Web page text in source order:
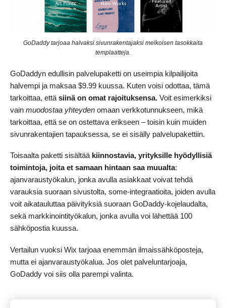
GoDaddy tarjoaa halvaksi sivunrakentajaksi melkoisen tasokkaita
templaatteja.
GoDaddyn edullisin palvelupaketti on useimpia kilpailijoita
halvempi ja maksaa $9.99 kuussa. Kuten voisi odottaa, tämä
tarkoittaa, että siinä on omat rajoituksensa. Voit esimerkiksi
vain muodostaa yhteyden omaan verkkotunnukseen, mikä
tarkoittaa, että se on ostettava erikseen – toisin kuin muiden
sivunrakentajien tapauksessa, se ei sisälly palvelupakettiin.
Toisaalta paketti sisältää kiinnostavia, yrityksille hyödyllisiä
toimintoja, joita et samaan hintaan saa muualta:
ajanvaraustyökalun, jonka avulla asiakkaat voivat tehdä
varauksia suoraan sivustolta, some-integraatioita, joiden avulla
voit aikatauluttaa päivityksiä suoraan GoDaddy-kojelaudalta,
sekä markkinointityökalun, jonka avulla voi lähettää 100
sähköpostia kuussa.
Vertailun vuoksi Wix tarjoaa enemmän ilmaissähköposteja,
mutta ei ajanvaraustyökalua. Jos olet palveluntarjoaja,
GoDaddy voi siis olla parempi valinta.